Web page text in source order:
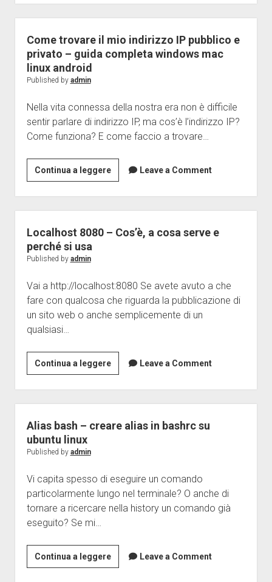
leggere
file
tar
e
e
mac
–
mint,
debian,
macOS
Come trovare il mio indirizzo IP pubblico e
privato – guida completa windows mac
linux android
Published by admin
Nella vita connessa della nostra era non è difficile
sentir parlare di indirizzo IP, ma cos’è l’indirizzo IP?
Come funziona? E come faccio a trovare…
Continua a leggereCome
trovare
il
mio
indirizzo
privato
–
guida
linux
android
Leave a Comment
Localhost 8080 – Cos’è, a cosa serve e
perché si usa
Published by admin
Vai a http://localhost:8080 Se avete avuto a che
fare con qualcosa che riguarda la pubblicazione di
un sito web o anche semplicemente di un
qualsiasi…
Continua a leggereLocalhost
8080
–
Cos’è,
perché
si
usa
Leave a Comment
Alias bash – creare alias in bashrc su
ubuntu linux
Published by admin
Vi capita spesso di eseguire un comando
particolarmente lungo nel terminale? O anche di
tornare a ricercare nella history un comando già
eseguito? Se mi…
Continua a leggereAlias
bash
Leave a Comment